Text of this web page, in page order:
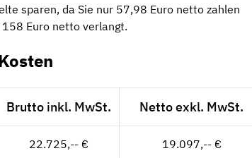
sparen, da Sie nur 57,98 Euro netto zahlen
Euro netto verlangt.
Brutto inkl. MwSt. Netto exkl. MwSt.
22.725,-- € 19.097,-- €